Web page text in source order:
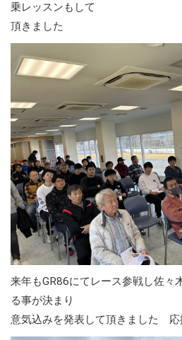
乗レッスンもして
頂きました
来年もGR86にてレース参戦し佐々
る事が決まり
意気込みを発表して頂きました 応